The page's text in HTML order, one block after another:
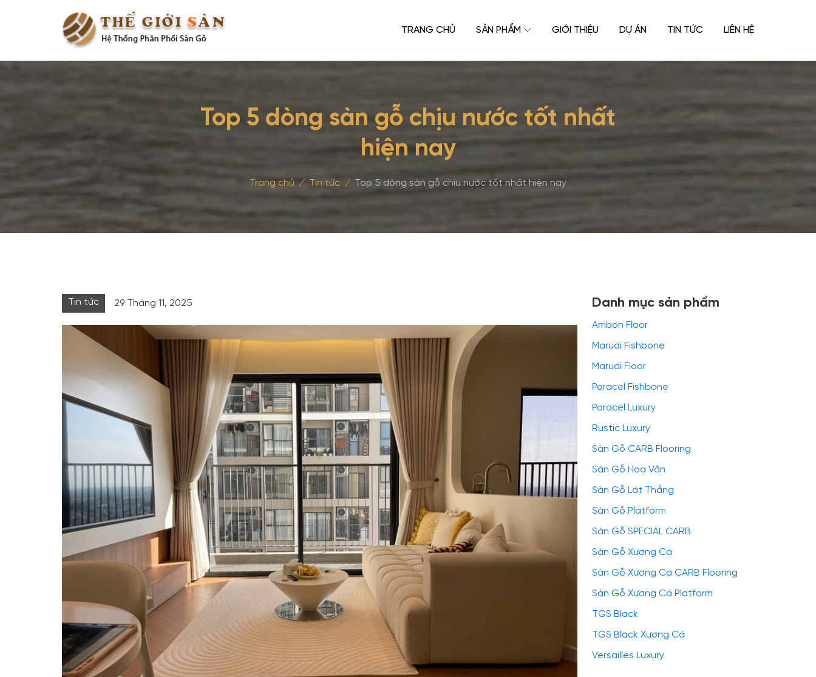
TRANG CHỦ SẢN PHẨM GIỚI THIỆU DỰ ÁN TIN TỨC LIÊN HỆ
Top 5 dòng sàn gỗ chịu nước tốt nhất
hiện nay
Trang chủ / Tin tức / Top 5 dòng sàn gỗ chịu nước tốt nhất hiện nay
Tin tức 29 Tháng 11, 2025 Danh mục sản phẩm
Ambon Floor
Marudi Fishbone
Marudi Floor
Paracel Fishbone
Paracel Luxury
Rustic Luxury
Sàn Gỗ CARB Flooring
Sàn Gỗ Hoa Văn
Sàn Gỗ Lát Thẳng
Sàn Gỗ Platform
Sàn Gỗ SPECIAL CARB
Sàn Gỗ Xương Cá
Sàn Gỗ Xương Cá CARB Flooring
Sàn Gỗ Xương Cá Platform
TGS Black
TGS Black Xương Cá
Versailles Luxury